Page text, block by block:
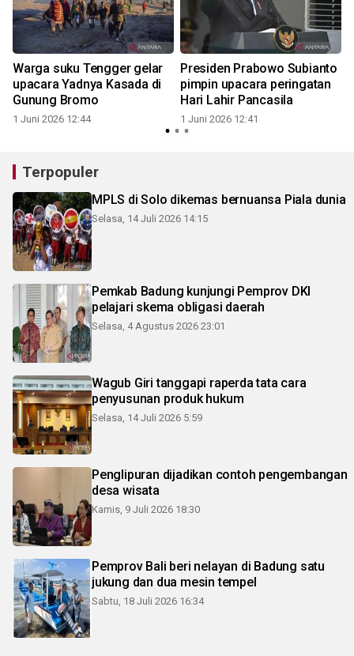
Warga suku Tengger gelar
upacara Yadnya Kasada di
Gunung Bromo
1 Juni 2026 12:44
Presiden Prabowo Subianto
pimpin upacara peringatan
Hari Lahir Pancasila
1 Juni 2026 12:41
Terpopuler
MPLS di Solo dikemas bernuansa Piala dunia
Selasa, 14 Juli 2026 14:15
Pemkab Badung kunjungi Pemprov DKI
pelajari skema obligasi daerah
Selasa, 4 Agustus 2026 23:01
Wagub Giri tanggapi raperda tata cara
penyusunan produk hukum
Selasa, 14 Juli 2026 5:59
Penglipuran dijadikan contoh pengembangan
desa wisata
Kamis, 9 Juli 2026 18:30
Pemprov Bali beri nelayan di Badung satu
jukung dan dua mesin tempel
Sabtu, 18 Juli 2026 16:34